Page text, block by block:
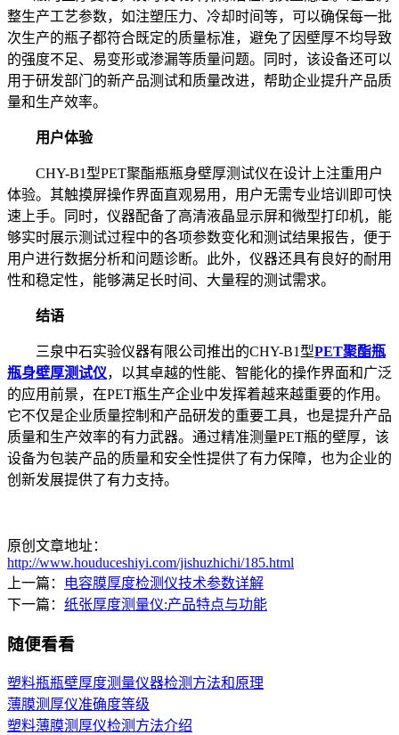
整生产工艺参数，如注塑压力、冷却时间等，可以确保每一批
次生产的瓶子都符合既定的质量标准，避免了因壁厚不均导致
的强度不足、易变形或渗漏等质量问题。同时，该设备还可以
用于研发部门的新产品测试和质量改进，帮助企业提升产品质
量和生产效率。
用户体验
CHY-B1型PET聚酯瓶瓶身壁厚测试仪在设计上注重用户
体验。其触摸屏操作界面直观易用，用户无需专业培训即可快
速上手。同时，仪器配备了高清液晶显示屏和微型打印机，能
够实时展示测试过程中的各项参数变化和测试结果报告，便于
用户进行数据分析和问题诊断。此外，仪器还具有良好的耐用
性和稳定性，能够满足长时间、大量程的测试需求。
结语
三泉中石实验仪器有限公司推出的CHY-B1型PET聚酯瓶
瓶身壁厚测试仪，以其卓越的性能、智能化的操作界面和广泛
的应用前景，在PET瓶生产企业中发挥着越来越重要的作用。
它不仅是企业质量控制和产品研发的重要工具，也是提升产品
质量和生产效率的有力武器。通过精准测量PET瓶的壁厚，该
设备为包装产品的质量和安全性提供了有力保障，也为企业的
创新发展提供了有力支持。
原创文章地址：
http://www.houduceshiyi.com/jishuzhichi/185.html
上一篇：
电容膜厚度检测仪技术参数详解
下一篇： 纸张厚度测量仪:产品特点与功能
随便看看
塑料瓶瓶壁厚度测量仪器检测方法和原理
薄膜测厚仪准确度等级
塑料薄膜测厚仪检测方法介绍